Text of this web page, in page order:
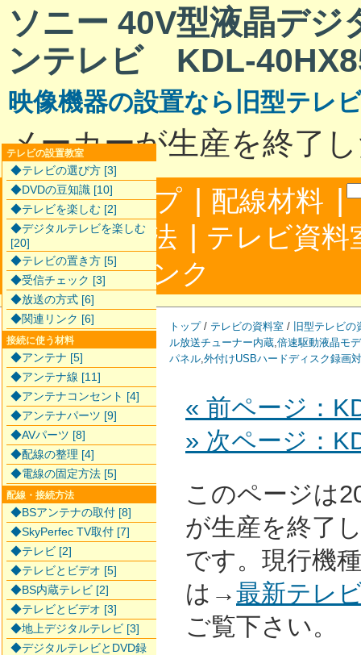
ソニー 40V型液晶デジ
ンテレビ KDL-
映像機器の設置なら旧型テレ
メーカーが生産を終了
サイトマップ | 配線材料 |
配線接続方法 | テレビ資料
合わせ|リンク
トップ/ テレビの資料室 / 旧型テレビの
ル放送チューナー内蔵,倍速駆動液晶モ
パネル,外付けUSBハードディスク録画
« 前ページ：
» 次ページ：
このページは
が生産を終了
です。現行機
は→最新テレ
ご覧下さい。
テレビの設置教室
◆テレビの選び方 [3]
◆DVDの豆知識 [10]
◆テレビを楽しむ [2]
◆デジタルテレビを楽しむ
[20]
◆テレビの置き方 [5]
◆受信チェック [3]
◆放送の方式 [6]
◆関連リンク [6]
接続に使う材料
◆アンテナ [5]
◆アンテナ線 [11]
◆アンテナコンセント [4]
◆アンテナパーツ [9]
◆AVパーツ [8]
◆配線の整理 [4]
◆電線の固定方法 [5]
配線・接続方法
◆BSアンテナの取付 [8]
◆SkyPerfec TV取付 [7]
◆テレビ [2]
◆テレビとビデオ [5]
◆BS内蔵テレビ [2]
◆テレビとビデオ [3]
◆地上デジタルテレビ [3]
◆デジタルテレビとDVD録